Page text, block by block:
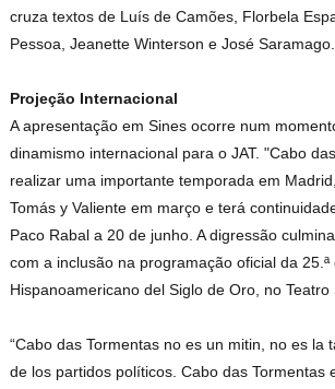
cruza textos de Luís de Camões, Florbela
Pessoa, Jeanette Winterson e José Saramago.
Projeção Internacional
A apresentação em Sines ocorre num
dinamismo internacional para o JAT. "Cabo
realizar uma importante temporada em
Tomás y Valiente em março e terá
Paco Rabal a 20 de junho. A digressão
com a inclusão na programação oficial da
Hispanoamericano del Siglo de Oro, no Teatro
“Cabo das Tormentas no es un mitin, no es la
de los partidos políticos. Cabo das Tormentas